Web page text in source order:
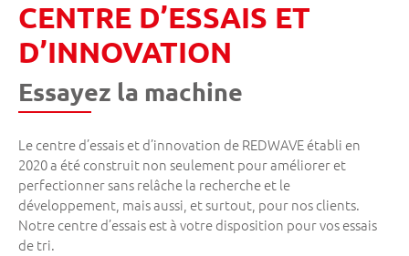
CENTRE D’ESSAIS ET
D’INNOVATION
Essayez la machine
Le centre d’essais et d’innovation de REDWAVE établi en
2020 a été construit non seulement pour améliorer et
perfectionner sans relâche la recherche et le
développement, mais aussi, et surtout, pour nos clients.
Notre centre d’essais est à votre disposition pour vos essais
de tri.